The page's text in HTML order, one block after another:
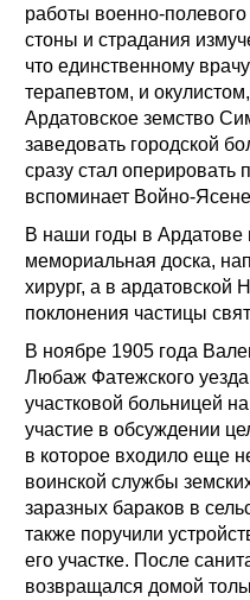
работы военно-
стоны и страдания
что единственному
терапевтом, и
Ардатовское земство
заведовать городской
сразу стал оперировать
вспоминает Войно-
В наши годы в Ардатове
мемориальная доска,
хирург, а в ардатовской
поклонения частицы
В ноябре 1905 года
Любаж Фатежского уезда
участковой больницей
участие в обсуждении
в которое входило еще
воинской службы
заразных бараков в
также поручили
его участке. После
возвращался домой